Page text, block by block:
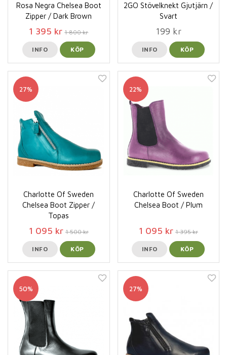
Rosa Negra Chelsea Boot
Zipper / Dark Brown
1 395 kr 1 800 kr
INFO KÖP
2GO Stövelknekt Gjutjärn /
Svart
199 kr
INFO KÖP
27%
Charlotte Of Sweden
Chelsea Boot Zipper /
Topas
1 095 kr 1 500 kr
INFO KÖP
22%
Charlotte Of Sweden
Chelsea Boot / Plum
1 095 kr 1 395 kr
INFO KÖP
50% 27%